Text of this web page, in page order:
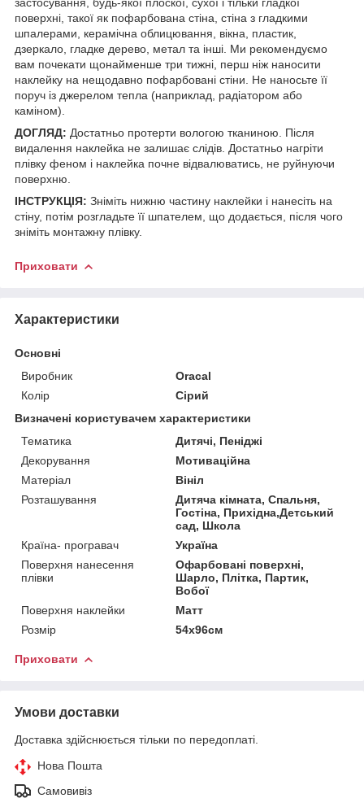
поверхні, такої як пофарбована стіна, стіна з гладкими
шпалерами, керамічна облицювання, вікна, пластик,
дзеркало, гладке дерево, метал та інші. Ми рекомендуємо
вам почекати щонайменше три тижні, перш ніж наносити
наклейку на нещодавно пофарбовані стіни. Не наносьте її
поруч із джерелом тепла (наприклад, радіатором або
каміном).
ДОГЛЯД: Достатньо протерти вологою тканиною. Після
видалення наклейка не залишає слідів. Достатньо нагріти
плівку феном і наклейка почне відвалюватись, не руйнуючи
поверхню.
ІНСТРУКЦІЯ: Зніміть нижню частину наклейки і нанесіть на
стіну, потім розгладьте її шпателем, що додається, після чого
зніміть монтажну плівку.
Приховати
Характеристики
Основні
Виробник
Oracal
Колір
Сірий
Визначені користувачем характеристики
Тематика
Дитячі, Пеніджі
Декорування
Мотиваційна
Матеріал
Вініл
Розташування
Дитяча кімната, Спальня,
Гостіна, Прихідна,Детський
сад, Школа
Країна- програвач
Україна
Поверхня нанесення
плівки
Офарбовані поверхні,
Шарло, Плітка, Партик,
Вобої
Поверхня наклейки
Матт
Розмір
54x96см
Приховати
Умови доставки
Доставка здійснюється тільки по передоплаті.
Нова Пошта
Самовивіз